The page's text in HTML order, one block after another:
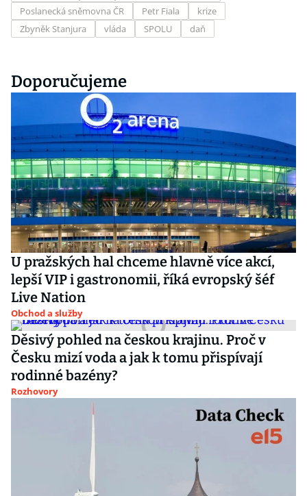
Poslanecká sněmovna ČR
Petr Fiala
krize
Zbyněk Stanjura
vláda SPOLU daň
Doporučujeme
U pražských hal chceme hlavně více akcí,
lepší VIP i gastronomii, říká evropský šéf
Live Nation
Obchod a služby
Děsivý pohled na českou krajinu. Proč v
Česku mizí voda a jak k tomu přispívají
rodinné bazény?
Rozhovory